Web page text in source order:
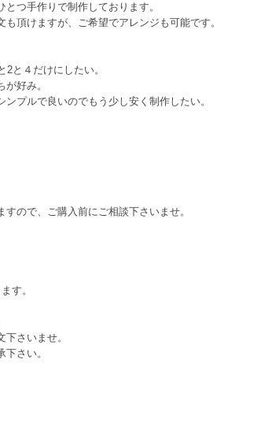
つ手作りで制作しております。
頂けますが、ご希望でアレンジも可能です。
2と４だけにしたい。
好み。
プルで良いのでもう少し安く制作したい。
ので、ご購入前にご相談下さいませ。
す。
さいませ。
さい。